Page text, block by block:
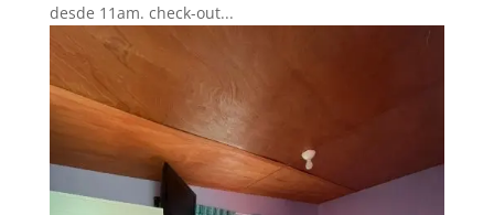
desde 11am. check-out...